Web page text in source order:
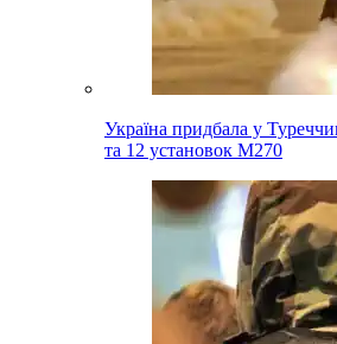
Україна придбала у
та 12 установок M270